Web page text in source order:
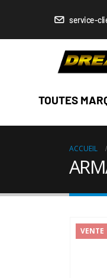
service-
TOUTES
ACCUEIL
VENTE